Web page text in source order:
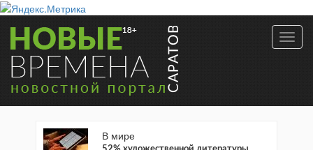
В мире